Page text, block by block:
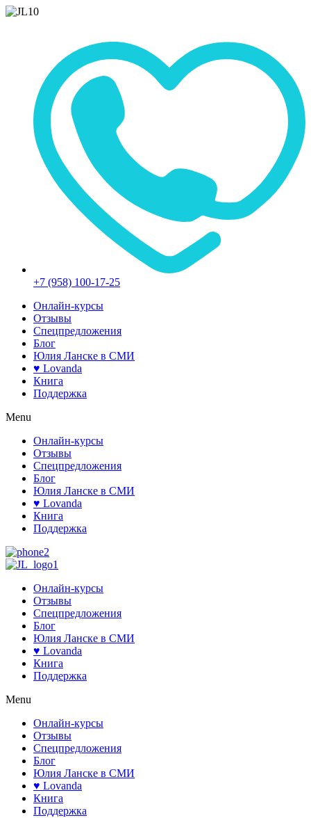
+7 (958) 100-17-25
Онлайн-курсы
Отзывы
Спецпредложения
Блог
Юлия Ланске в СМИ
♥ Lovanda
Книга
Поддержка
Menu
Онлайн-курсы
Отзывы
Спецпредложения
Блог
Юлия Ланске в СМИ
♥ Lovanda
Книга
Поддержка
Онлайн-курсы
Отзывы
Спецпредложения
Блог
Юлия Ланске в СМИ
♥ Lovanda
Книга
Поддержка
Menu
Онлайн-курсы
Отзывы
Спецпредложения
Блог
Юлия Ланске в СМИ
♥ Lovanda
Книга
Поддержка